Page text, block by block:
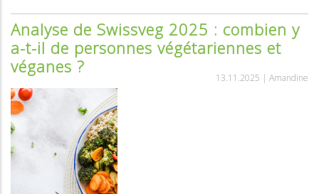
grande
enquête
de
Swissveg
en
pain
Analyse de Swissveg 2025 : combien y
a-t-il de personnes végétariennes et
véganes ?
13.11.2025 | Amandine